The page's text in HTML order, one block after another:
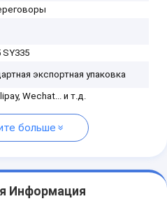
SY335
экспортная упаковка
Wechat... и т.д.
больше
Информация